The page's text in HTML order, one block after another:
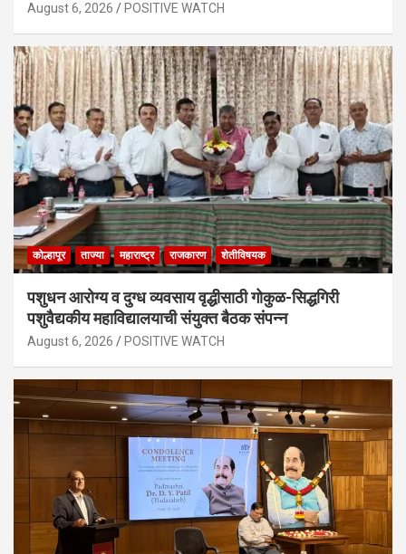
August 6, 2026 POSITIVE WATCH
कोल्हापूर ताज्या महाराष्ट्र राजकारण शेतीविषयक
पशुधन आरोग्य व दुग्ध व्यवसाय वृद्धीसाठी गोकुळ-सिद्धगिरी
पशुवैद्यकीय महाविद्यालयाची संयुक्त बैठक संपन्न
August 6, 2026 POSITIVE WATCH